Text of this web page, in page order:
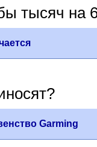
тысяч на
Garming